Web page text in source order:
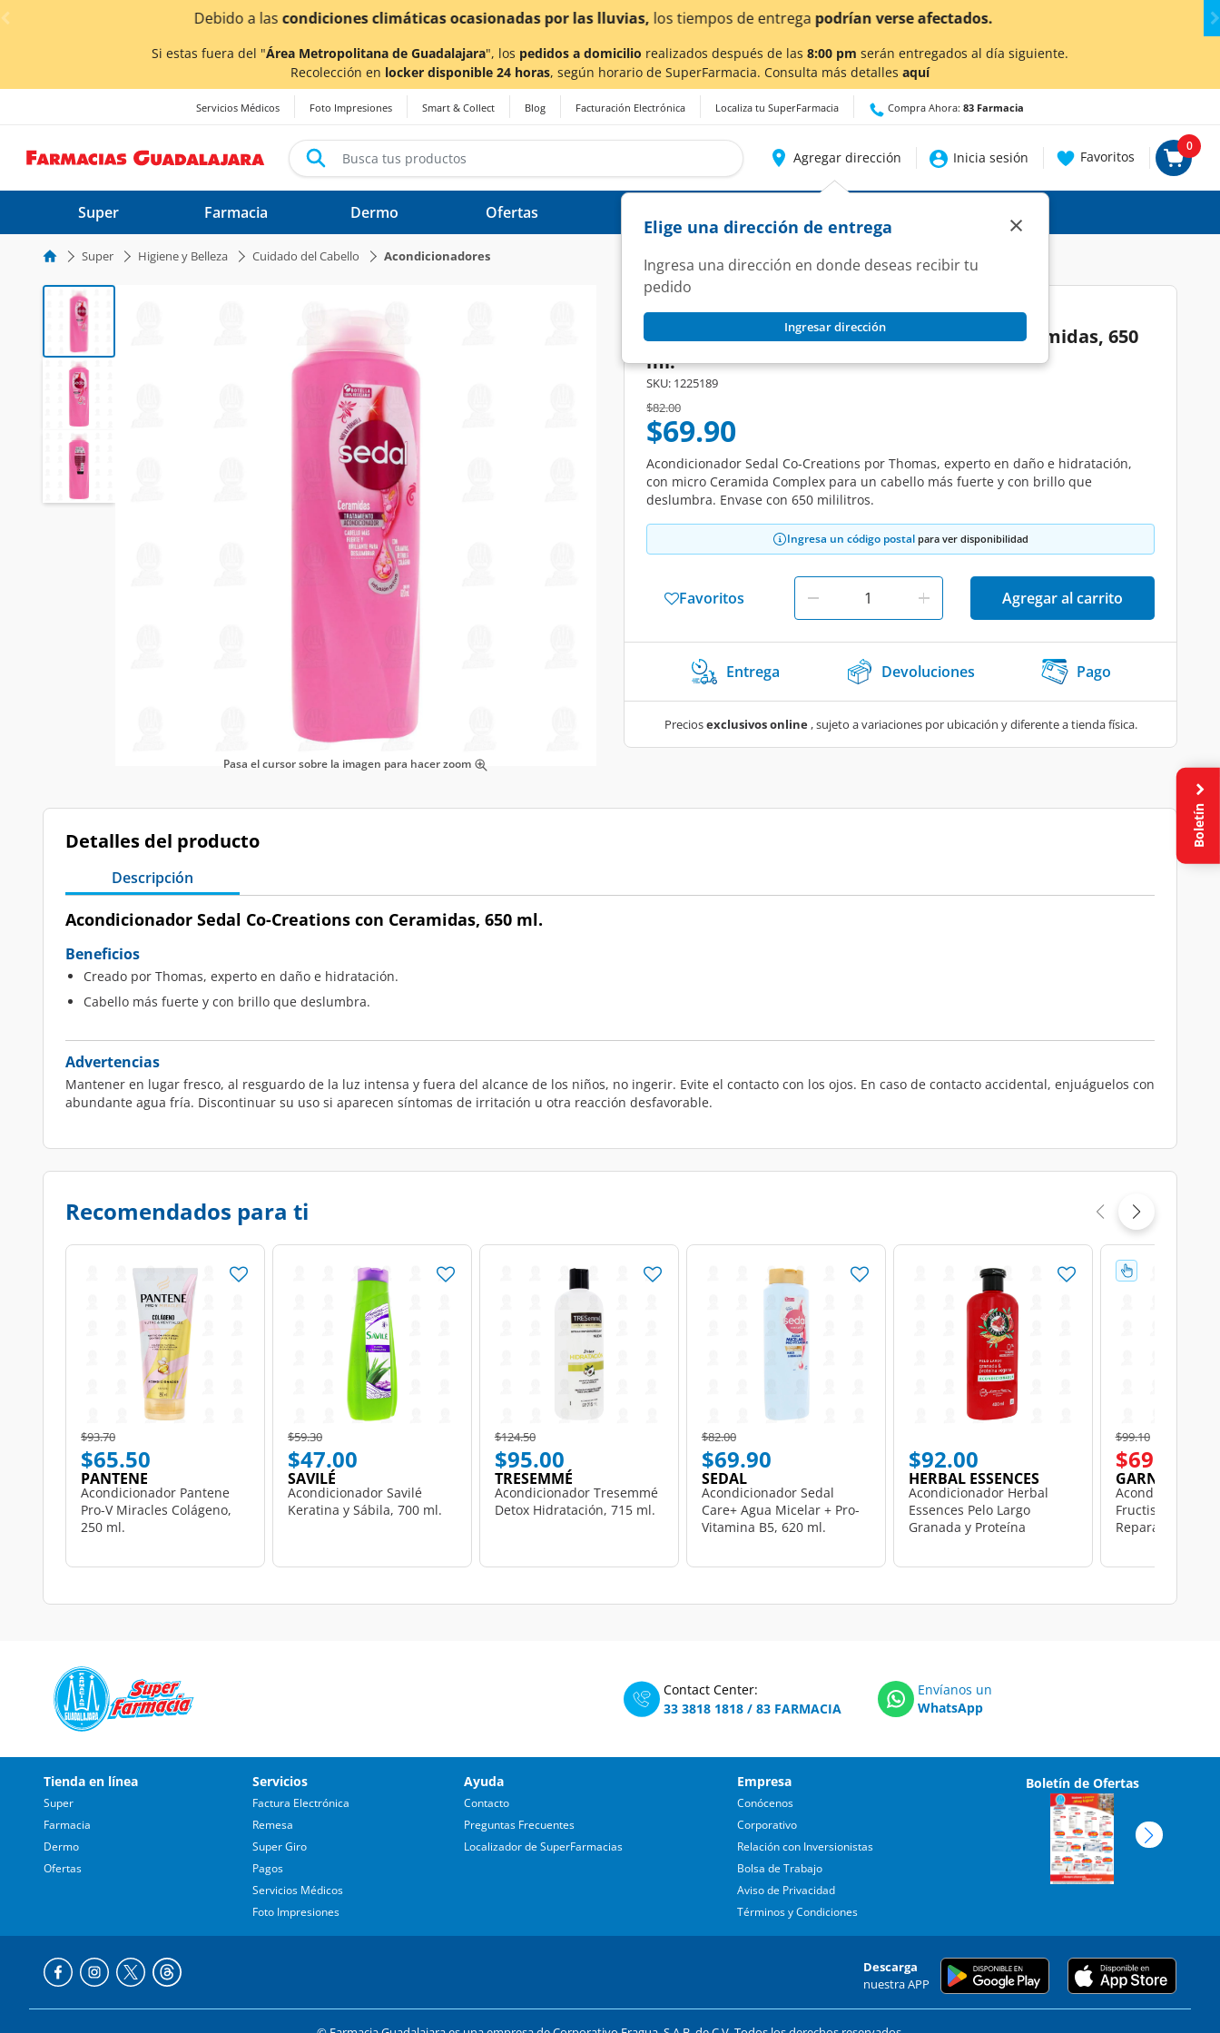
< div class="carousel-inner"> ¡Ahora también en Aguascalientes!Daclic aquípara conocer detalles.
Si estas fuera del "Área Metropolitana de Guadalajara", los pedidos a domicilio realizados después de las 8:00 pm serán entregados al día siguiente.
Recolección en locker disponible 24 horas, según horario de SuperFarmacia. Consulta más detalles aquí
Servicios Médicos Foto Impresiones Smart & Collect Blog Facturación Electrónica Localiza tu SuperFarmacia Compra Ahora: 83 Farmacia
Agregar dirección
Elige una dirección de entrega
Ingresa una dirección en donde deseas recibir tu
pedido
Ingresar dirección
×
Inicia sesión Favoritos
0
Super Farmacia Dermo Ofertas
Super Higiene y Belleza Cuidado del Cabello Acondicionadores
Pasa el cursor sobre la imagen para hacer zoom
SEDAL
Acondicionador Sedal Co-Creations con Ceramidas, 650
ml.
SKU: 1225189
Price reduced from
$82.00to
$69.90
Acondicionador Sedal Co-Creations por Thomas, experto en daño e hidratación,
con micro Ceramida Complex para un cabello más fuerte y con brillo que
deslumbra. Envase con 650 mililitros.
Ingresa un código postal para ver disponibilidad
Favoritos Agregar al carrito
Entrega Devoluciones Pago
Preciosexclusivos online, sujeto a variaciones por ubicación y diferente a tienda física.
Detalles del producto
Descripción
Acondicionador Sedal Co-Creations con Ceramidas, 650 ml.
Beneficios
Creado por Thomas, experto en daño e hidratación.
Cabello más fuerte y con brillo que deslumbra.
Advertencias
Mantener en lugar fresco, al resguardo de la luz intensa y fuera del alcance de los niños, no ingerir. Evite el contacto con los ojos. En caso de contacto accidental, enjuáguelos con
abundante agua fría. Discontinuar su uso si aparecen síntomas de irritación u otra reacción desfavorable.
Recomendados para ti
Price reduced from
$93.70to
$65.50
PANTENE
Acondicionador Pantene
Pro-V Miracles Colágeno,
250 ml.
Price reduced from
$59.30to
$47.00
SAVILÉ
Acondicionador Savilé
Keratina y Sábila, 700 ml.
Price reduced from
$124.50to
$95.00
TRESEMMÉ
Acondicionador Tresemmé
Detox Hidratación, 715 ml.
Price reduced from
$82.00to
$69.90
SEDAL
Acondicionador Sedal
Care+ Agua Micelar + Pro-
Vitamina B5, 620 ml.
$92.00
HERBAL ESSENCES
Acondicionador Herbal
Essences Pelo Largo
Granada y Proteína
Price reduced from
$99.10to
$69.00
GARNIER
Acondicionador
Fructis Hair Food
Reparación
Contact Center:
33 3818 1818 / 83 FARMACIA
Envíanos un
WhatsApp
Tienda en línea
Super
Farmacia
Dermo
Ofertas
Servicios
Factura Electrónica
Remesa
Super Giro
Pagos
Servicios Médicos
Foto Impresiones
Ayuda
Contacto
Preguntas Frecuentes
Localizador de SuperFarmacias
Empresa
Conócenos
Corporativo
Relación con Inversionistas
Bolsa de Trabajo
Aviso de Privacidad
Términos y Condiciones
Boletín de Ofertas
Descarga
nuestra APP
Boletín